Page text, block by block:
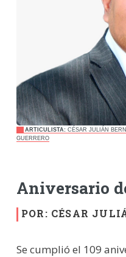
Aniversario
POR: CÉSAR
Se cumplió el 109
ARTICULISTA:CÉSAR JULIÁN
GUERRERO